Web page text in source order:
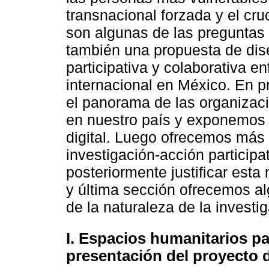
transnacional forzada y el
son algunas de las
también una propuesta de
participativa y colaborativa
internacional en México. En
el panorama de las
en nuestro país y
digital. Luego ofrecemos
investigación-acción
posteriormente justificar esta
y última sección ofrecemos
de la naturaleza de la
I. Espacios humanitarios
presentación del proyecto